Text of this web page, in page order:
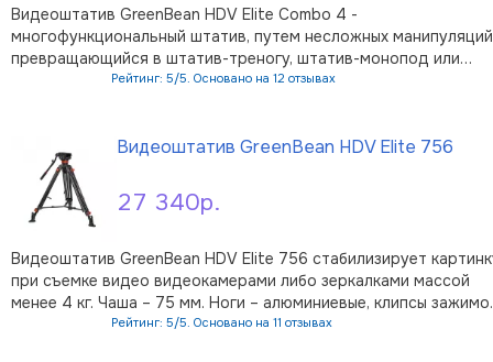
Видеоштатив GreenBean HDV Elite Combo 4 -
многофункциональный штатив, путем несложных манипуляций
превращающийся в штатив-треногу, штатив-монопод или
настольный мини-штатив – в зависимости от задач или
Рейтинг: 5/5. Основано на 12 отзывах
27 340р.
Видеоштатив GreenBean HDV Elite 756
Видеоштатив GreenBean HDV Elite 756 стабилизирует
при съемке видео видеокамерами либо зеркалками массой
менее 4 кг. Чаша – 75 мм. Ноги – алюминиевые, клипсы
секций – пластиковые. Ослабьте клипсы зажимов – и штатив
Рейтинг: 5/5. Основано на 11 отзывах